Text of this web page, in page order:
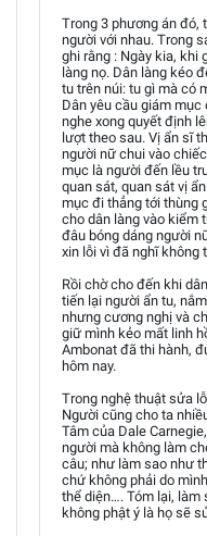
Trong 3 phương án đó,
người với nhau. Trong
ghi rằng : Ngày kia, khi
làng nọ. Dân làng kéo
tu trên núi: tu gì mà có
Dân yêu cầu giám
nghe xong quyết định
lượt theo sau. Vị ẩn sĩ
người nữ chui vào
mục là người đến lều
quan sát, quan sát vị
mục đi thẳng tới thùng
cho dân làng vào kiểm
đâu bóng dáng người
xin lỗi vì đã nghĩ không
Rồi chờ cho đến khi
tiến lại người ẩn tu,
nhưng cương nghị và
giữ mình kẻo mất linh
Ambonat đã thi hành,
hôm nay.
Trong nghệ thuật sửa
Người cũng cho ta
Tâm của Dale
người mà không làm
câu; như làm sao như
chứ không phải do
thể diện…. Tóm lại, làm
không phật ý là họ sẽ